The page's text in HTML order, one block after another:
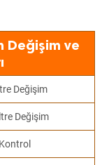
Değişim ve
Değişim
Değişim